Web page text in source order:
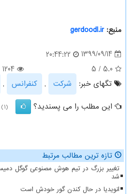
منبع:gerdoodl.ir
1399/09/14
20:44:22
5.0
/
5
1204
تگهای خبر:
شركت , كنفرانس ,
این مطلب را می پسندید؟
(1)
تازه ترین مطالب مرتبط
تغییر بزرگ در تیم هوش مصنوعی گوگل
شد
انویدیا در حال کندن گور خودش است